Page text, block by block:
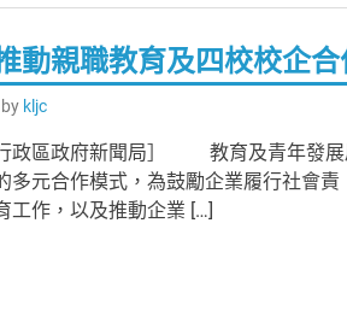
動親職教育及四校校企合
by kljc
行政區政府新聞局］ 教育及青年發展
多元合作模式，為鼓勵企業履行社會責
工作，以及推動企業 […]